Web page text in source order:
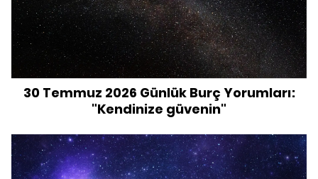
30 Temmuz 2026 Günlük Burç Yorumları:
"Kendinize güvenin"